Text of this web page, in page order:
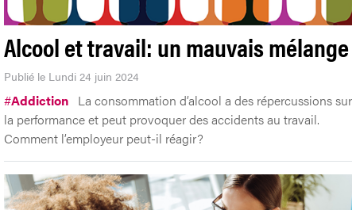
Alcool et travail: un mauvais mélange
Publié le Lundi 24 juin 2024
#Addiction La consommation d’alcool a des répercussions sur
la performance et peut provoquer des accidents au travail.
Comment l’employeur peut-il réagir?